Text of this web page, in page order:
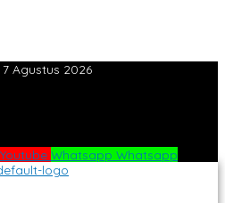
Agustus 2026
Youtube Whatsapp Whatsapp